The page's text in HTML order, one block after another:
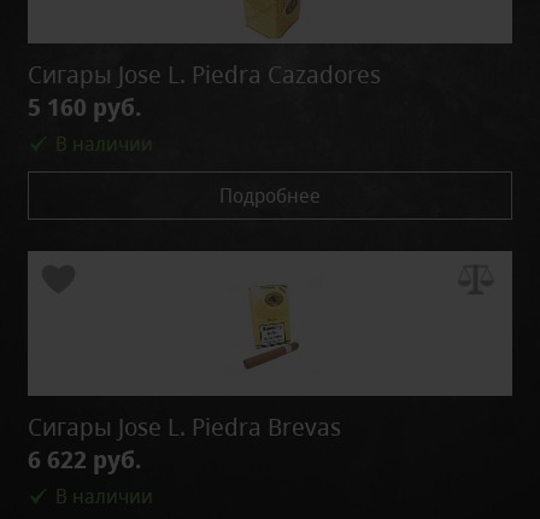
Сигары Jose L. Piedra Cazadores
5 160 руб.
В наличии
Подробнее
Сигары Jose L. Piedra Brevas
6 622 руб.
В наличии